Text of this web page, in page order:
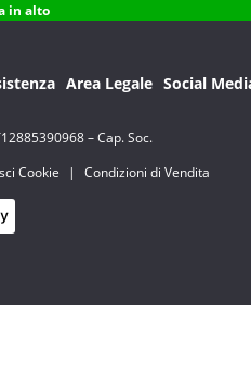
in alto
Area Legale Social
– Cap. Soc.
Cookie |
Condizioni di Vendita